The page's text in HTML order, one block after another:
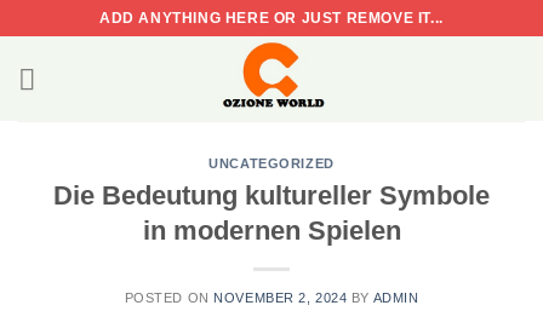
content
ADD ANYTHING HERE OR JUST REMOVE IT...
UNCATEGORIZED
Die Bedeutung kultureller Symbole
in modernen Spielen
POSTED ON NOVEMBER 2, 2024 BY ADMIN